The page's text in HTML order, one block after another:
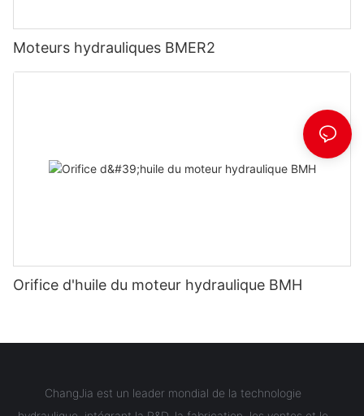
Moteurs hydrauliques BMER2
Orifice d'huile du moteur hydraulique BMH
ChangJia est un leader mondial de la technologie